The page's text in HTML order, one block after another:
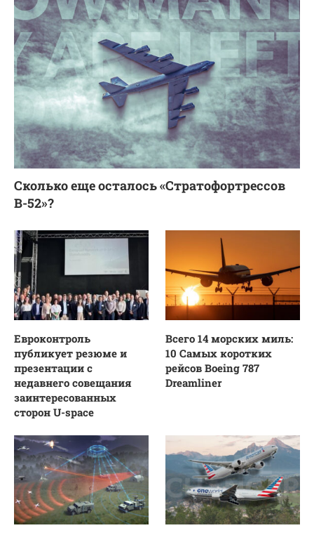
Сколько еще осталось «Стратофортрессов
В-52»?
Евроконтроль
публикует резюме и
презентации с
недавнего совещания
заинтересованных
сторон U-space
Всего 14 морских миль:
10 Самых коротких
рейсов Boeing 787
Dreamliner